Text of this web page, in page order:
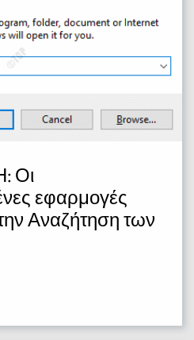
Οι
εφαρμογές
Αναζήτηση των